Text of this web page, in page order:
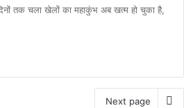
तक चला खेलों का महाकुंभ अब खत्म हो चुका है,
Next page